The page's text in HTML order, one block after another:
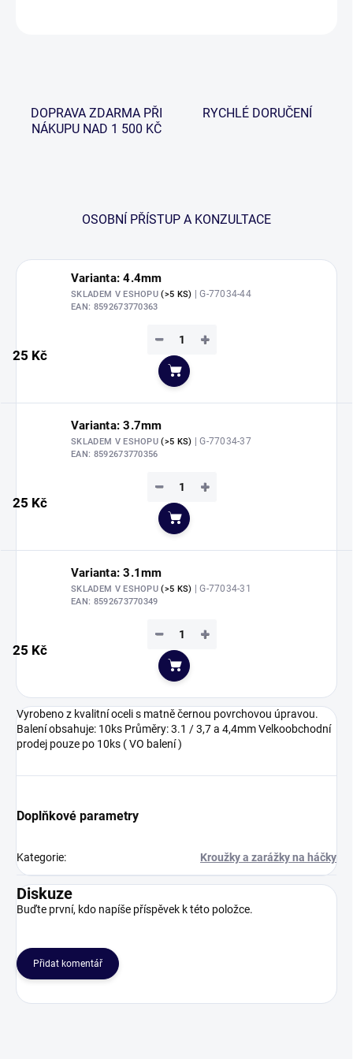
DOPRAVA ZDARMA PŘI
NÁKUPU NAD 1 500 KČ
RYCHLÉ DORUČENÍ
OSOBNÍ PŘÍSTUP A KONZULTACE
Varianta: 4.4mm
SKLADEM V ESHOPU(>5 KS) | G-77034-44
EAN: 8592673770363
25 Kč
+
−
Do košíku
Varianta: 3.7mm
SKLADEM V ESHOPU(>5 KS) | G-77034-37
EAN: 8592673770356
25 Kč
+
−
Do košíku
Varianta: 3.1mm
SKLADEM V ESHOPU(>5 KS) | G-77034-31
EAN: 8592673770349
25 Kč
+
−
Do košíku
Vyrobeno z kvalitní oceli s matně černou povrchovou úpravou.
Balení obsahuje: 10ks Průměry: 3.1 / 3,7 a 4,4mm Velkoobchodní
prodej pouze po 10ks ( VO balení )
Doplňkové parametry
Kategorie: Kroužky a zarážky na háčky
Diskuze
Buďte první, kdo napíše příspěvek k této položce.
Přidat komentář